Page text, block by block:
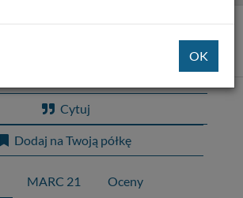
Cytuj
Dodaj na Twoją półkę
MARC 21 Oceny